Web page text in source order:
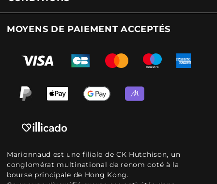
MOYENS DE PAIEMENT ACCEPTÉS
Marionnaud est une filiale de CK Hutchison, un
conglomérat multinational de renom coté à la
bourse principale de Hong Kong.